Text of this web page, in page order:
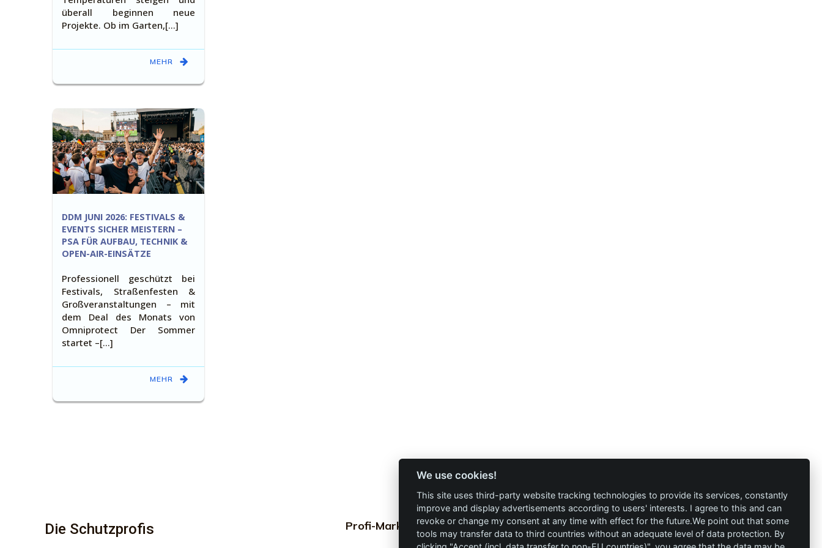
überall beginnen neue
Projekte. Ob im Garten,[…]
MEHR
DDM JUNI 2026: FESTIVALS &
EVENTS SICHER MEISTERN –
PSA FÜR AUFBAU, TECHNIK &
OPEN-AIR-EINSÄTZE
Professionell geschützt bei
Festivals, Straßenfesten &
Großveranstaltungen – mit
dem Deal des Monats von
Omniprotect Der Sommer
startet –[…]
MEHR
Die Schutzprofis Profi-Marken Profi-Infos Kontakt
We use cookies!
This site uses third-party website tracking technologies to provide its services, constantly
improve and display advertisements according to users' interests. I agree to this and can
revoke or change my consent at any time with effect for the future.We point out that some
tools may transfer data to third countries without an adequate level of data protection. By